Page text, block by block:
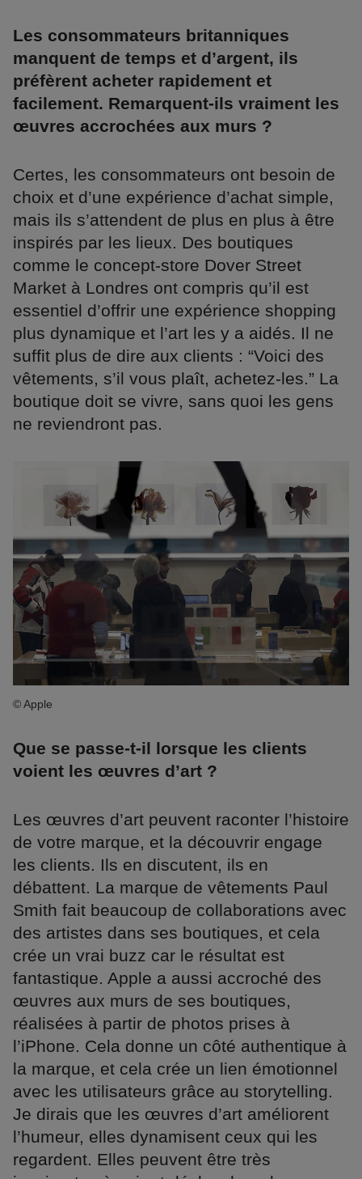
Les consommateurs britanniques
manquent de temps et d’argent, ils
préfèrent acheter rapidement et
facilement. Remarquent-ils vraiment les
œuvres accrochées aux murs ?
Certes, les consommateurs ont besoin de
choix et d’une expérience d’achat simple,
mais ils s’attendent de plus en plus à être
inspirés par les lieux. Des boutiques
comme le concept-store Dover Street
Market à Londres ont compris qu’il est
essentiel d’offrir une expérience shopping
plus dynamique et l’art les y a aidés. Il ne
suffit plus de dire aux clients : “Voici des
vêtements, s’il vous plaît, achetez-les.” La
boutique doit se vivre, sans quoi les gens
ne reviendront pas.
© Apple
Que se passe-t-il lorsque les clients
voient les œuvres d’art ?
Les œuvres d’art peuvent raconter l’histoire
de votre marque, et la découvrir engage
les clients. Ils en discutent, ils en
débattent. La marque de vêtements Paul
Smith fait beaucoup de collaborations avec
des artistes dans ses boutiques, et cela
crée un vrai buzz car le résultat est
fantastique. Apple a aussi accroché des
œuvres aux murs de ses boutiques,
réalisées à partir de photos prises à
l’iPhone. Cela donne un côté authentique à
la marque, et cela crée un lien émotionnel
avec les utilisateurs grâce au storytelling.
Je dirais que les œuvres d’art améliorent
l’humeur, elles dynamisent ceux qui les
regardent. Elles peuvent être très